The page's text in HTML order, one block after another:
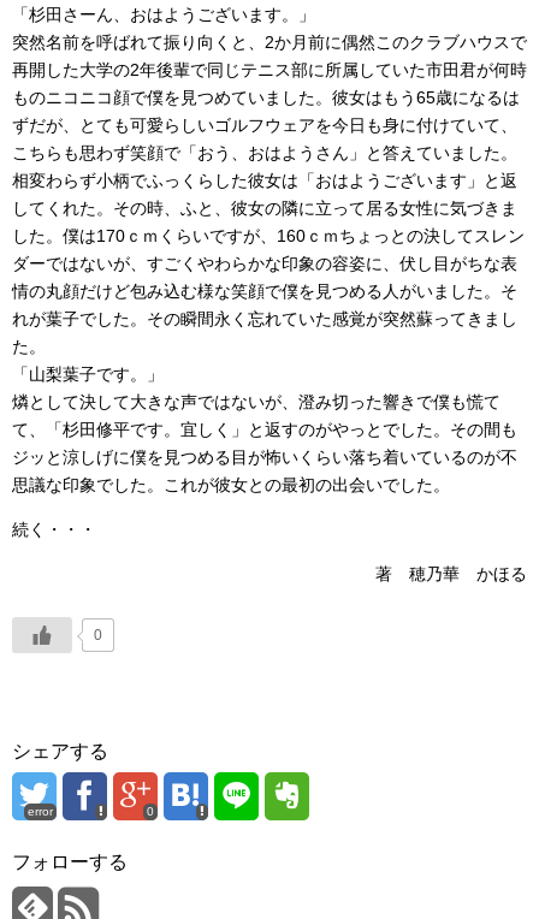
「杉田さーん、おはようございます。」
突然名前を呼ばれて振り向くと、2か月前に偶然このクラブハウスで
再開した大学の2年後輩で同じテニス部に所属していた市田君が何時
ものニコニコ顔で僕を見つめていました。彼女はもう65歳になるは
ずだが、とても可愛らしいゴルフウェアを今日も身に付けていて、
こちらも思わず笑顔で「おう、おはようさん」と答えていました。
相変わらず小柄でふっくらした彼女は「おはようございます」と返
してくれた。その時、ふと、彼女の隣に立って居る女性に気づきま
した。僕は170ｃｍくらいですが、160ｃｍちょっとの決してスレン
ダーではないが、すごくやわらかな印象の容姿に、伏し目がちな表
情の丸顔だけど包み込む様な笑顔で僕を見つめる人がいました。そ
れが葉子でした。その瞬間永く忘れていた感覚が突然蘇ってきまし
た。
「山梨葉子です。」
燐として決して大きな声ではないが、澄み切った響きで僕も慌て
て、「杉田修平です。宜しく」と返すのがやっとでした。その間も
ジッと涼しげに僕を見つめる目が怖いくらい落ち着いているのが不
思議な印象でした。これが彼女との最初の出会いでした。
続く・・・
著 穂乃華 かほる
0
シェアする
error 0
フォローする